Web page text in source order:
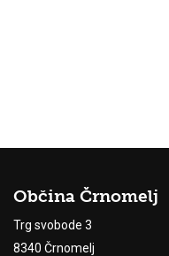
Občina Črnomelj
Trg svobode 3
8340 Črnomelj